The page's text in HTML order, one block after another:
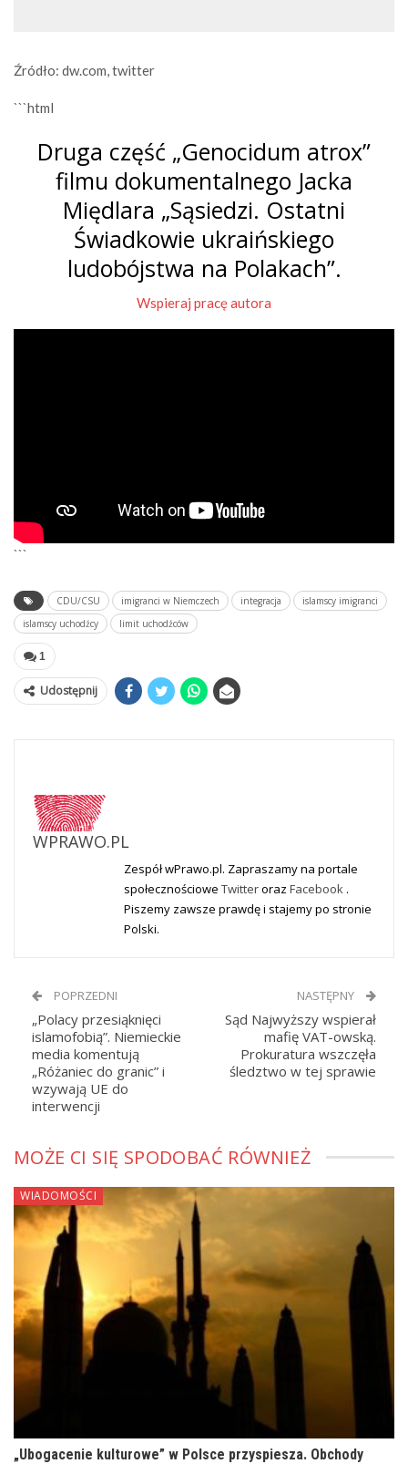
Źródło: dw.com, twitter
```html
Druga część „Genocidum atrox”
filmu dokumentalnego Jacka
Międlara „Sąsiedzi. Ostatni
Świadkowie ukraińskiego
ludobójstwa na Polakach”.
Wspieraj pracę autora
```
CDU/CSU imigranci w Niemczech integracja
islamscy imigranci
islamscy uchodźcy
limit uchodźców
1
Udostępnij
WPRAWO.PL
Zespół wPrawo.pl. Zapraszamy na portale
społecznościowe Twitteroraz Facebook .
Piszemy zawsze prawdę i stajemy po stronie
Polski.
POPRZEDNI
„Polacy przesiąknięci
islamofobią”. Niemieckie
media komentują
„Różaniec do granic” i
wzywają UE do
interwencji
NASTĘPNY
Sąd Najwyższy wspierał
mafię VAT-owską.
Prokuratura wszczęła
śledztwo w tej sprawie
MOŻE CI SIĘ SPODOBAĆ RÓWNIEŻ
WIADOMOŚCI
„Ubogacenie kulturowe” w Polsce przyspiesza. Obchody